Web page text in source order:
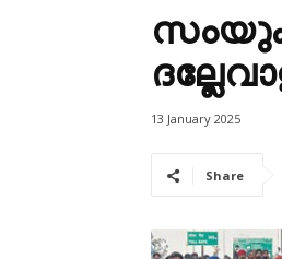
13 January 2025
Share